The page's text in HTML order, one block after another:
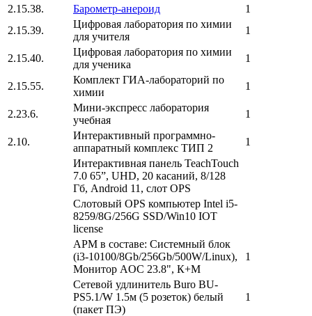
2.15.38. Барометр-анероид
1
2.15.39.
Цифровая лаборатория по химии
для учителя
1
2.15.40.
Цифровая лаборатория по химии
для ученика
1
2.15.55.
Комплект ГИА-лабораторий по
химии
1
2.23.6.
Мини-экспресс лаборатория
учебная
1
2.10.
Интерактивный программно-
аппаратный комплекс ТИП 2
1
Интерактивная панель TeachTouch
7.0 65”, UHD, 20 касаний, 8/128
Гб, Android 11, слот OPS
Слотовый OPS компьютер Intel i5-
8259/8G/256G SSD/Win10 IOT
license
АРМ в составе: Системный блок
(i3-10100/8Gb/256Gb/500W/Linux),
Монитор AOC 23.8", К+М
1
Сетевой удлинитель Buro BU-
PS5.1/W 1.5м (5 розеток) белый
(пакет ПЭ)
1